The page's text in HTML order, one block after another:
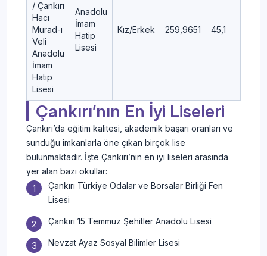
/ Çankırı
Hacı
Murad-ı
Veli
Anadolu
İmam
Hatip
Lisesi
Anadolu
İmam
Hatip
Lisesi
Kız/Erkek 259,9651 45,1
Çankırı’nın En İyi Liseleri
Çankırı’da eğitim kalitesi, akademik başarı oranları ve
sunduğu imkanlarla öne çıkan birçok lise
bulunmaktadır. İşte Çankırı’nın en iyi liseleri arasında
yer alan bazı okullar:
Çankırı Türkiye Odalar ve Borsalar Birliği Fen
Lisesi
Çankırı 15 Temmuz Şehitler Anadolu Lisesi
Nevzat Ayaz Sosyal Bilimler Lisesi